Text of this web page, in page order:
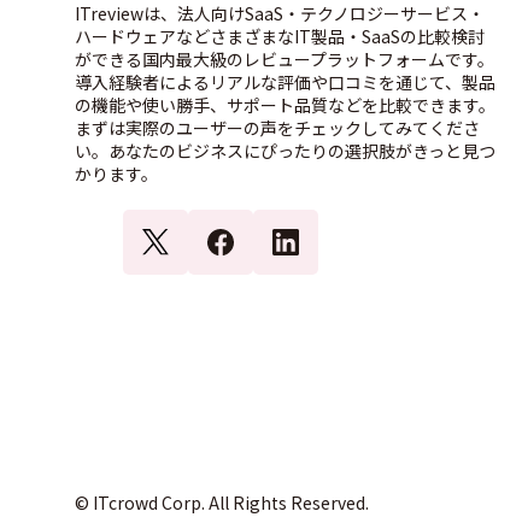
ITreviewは、法人向けSaaS・テクノロジーサービス・
ハードウェアなどさまざまなIT製品・SaaSの比較検討
ができる国内最大級のレビュープラットフォームです。
導入経験者によるリアルな評価や口コミを通じて、製品
の機能や使い勝手、サポート品質などを比較できます。
まずは実際のユーザーの声をチェックしてみてくださ
い。あなたのビジネスにぴったりの選択肢がきっと見つ
かります。
© ITcrowd Corp. All Rights Reserved.